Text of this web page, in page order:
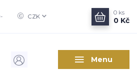
Menu
CZK
0 ks
0 Kč